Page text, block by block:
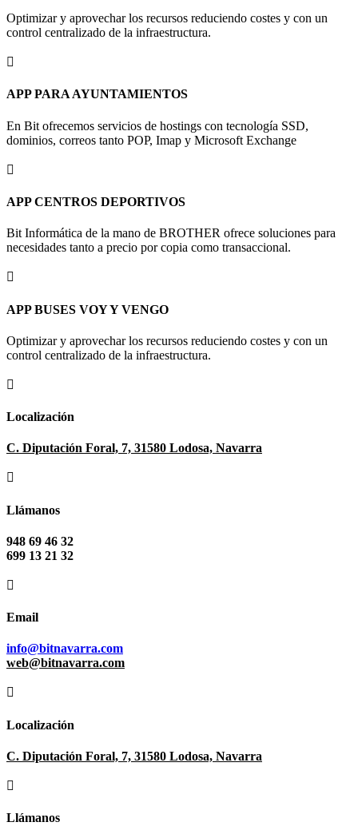
Optimizar y aprovechar los recursos reduciendo costes y con un
control centralizado de la infraestructura.

APP PARA AYUNTAMIENTOS
En Bit ofrecemos servicios de hostings con tecnología SSD,
dominios, correos tanto POP, Imap y Microsoft Exchange

APP CENTROS DEPORTIVOS
Bit Informática de la mano de BROTHER ofrece soluciones para
necesidades tanto a precio por copia como transaccional.

APP BUSES VOY Y VENGO
Optimizar y aprovechar los recursos reduciendo costes y con un
control centralizado de la infraestructura.

Localización
C. Diputación Foral, 7, 31580 Lodosa, Navarra

Llámanos
948 69 46 32
699 13 21 32

Email
info@bitnavarra.com
web@bitnavarra.com

Localización
C. Diputación Foral, 7, 31580 Lodosa, Navarra

Llámanos